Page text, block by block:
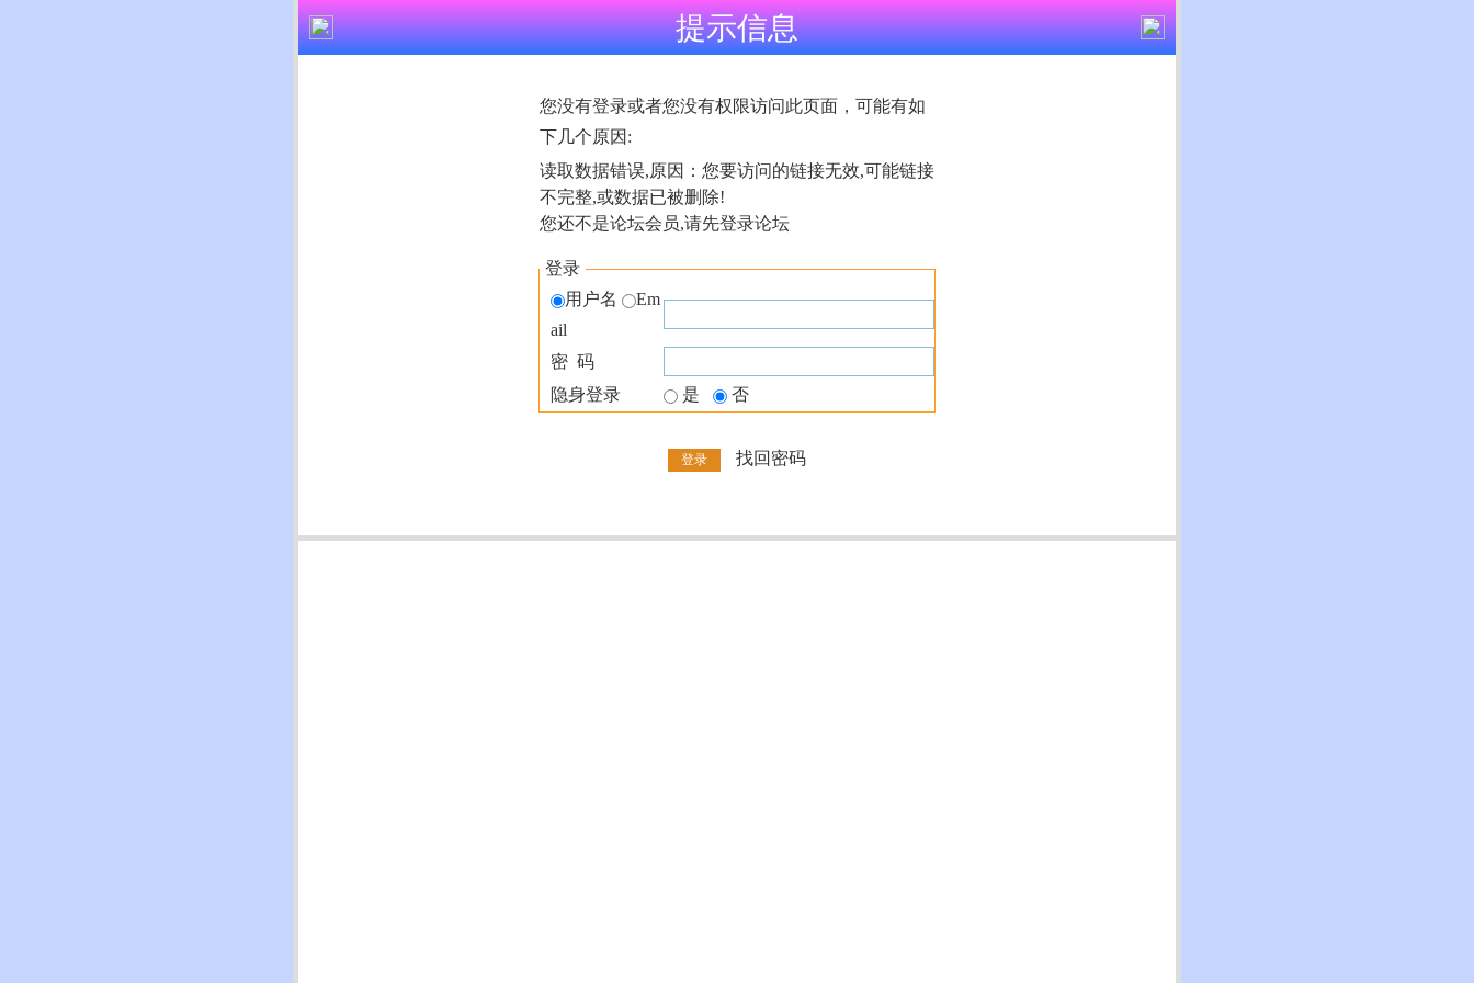
提示信息
您没有登录或者您没有权限访问此页面，可能有如
下几个原因:
读取数据错误,原因：您要访问的链接无效,可能链接
不完整,或数据已被删除!
您还不是论坛会员,请先登录论坛
登录
用户名
Em
ail
密 码
隐身登录
是 否
找回密码